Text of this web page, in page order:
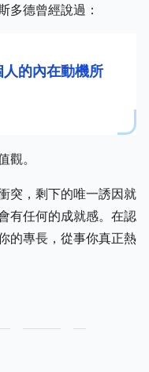
多德曾經說過：
的內在動機所
觀。
突，剩下的唯一誘因就
有任何的成就感。在認
的專長，從事你真正熱